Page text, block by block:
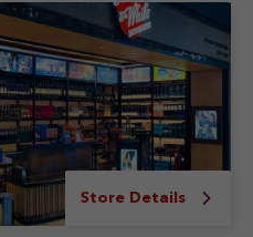
Store Details